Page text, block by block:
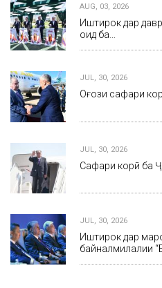
AUG, 03, 2026
Иштирок дар
оид ба…
JUL, 30, 2026
Оғози сафари
JUL, 30, 2026
Сафари корӣ ба
JUL, 30, 2026
Иштирок дар
байналмилалии